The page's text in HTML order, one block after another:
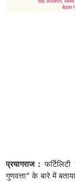
प्रयागराज :
गुणवत्ता” के बारे में